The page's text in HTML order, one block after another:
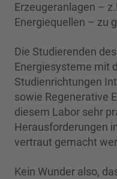
Erzeugeranlagen –
Energiequellen – zu
Die Studierenden
Energiesysteme mit
Studienrichtungen
sowie Regenerative
diesem Labor sehr
Herausforderungen
vertraut gemacht
Kein Wunder also,